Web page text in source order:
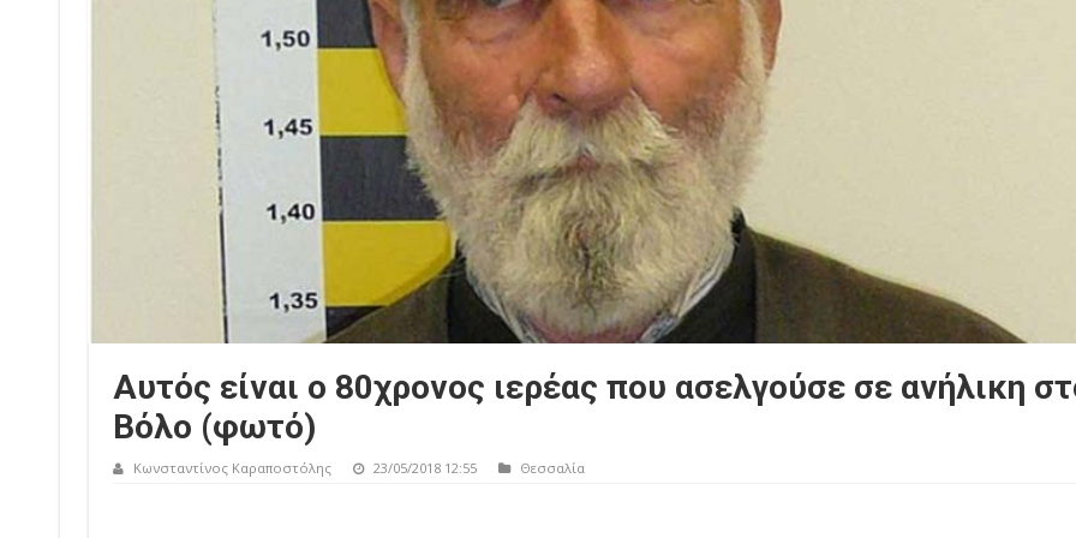
Αυτός είναι ο 80χρονος ιερέας που ασελγούσε σε ανήλικη
Βόλο (φωτό)
Κωνσταντίνος Καραποστόλης 23/05/2018 12:55 Θεσσαλία